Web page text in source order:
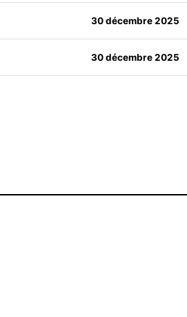
30 décembre 2025
30 décembre 2025